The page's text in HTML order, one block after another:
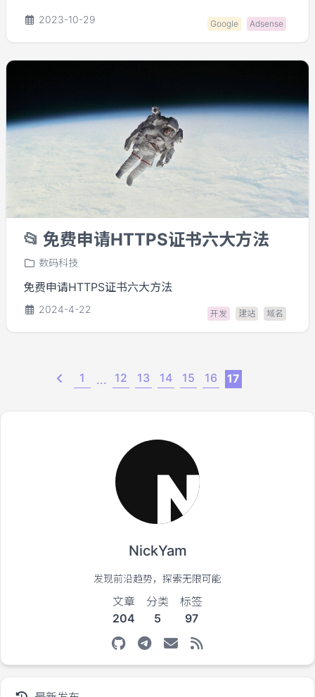
2023-10-29 Google Adsense
📂 免费申请HTTPS证书六大方法
数码科技
免费申请HTTPS证书六大方法
2024-4-22 开发 建站 域名
1 ... 12 13 14 15 16 17
NickYam
发现前沿趋势，探索无限可能
文章
204
分类
5
标签
97